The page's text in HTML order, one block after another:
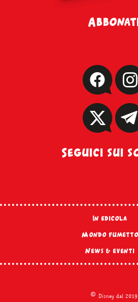
Seguici sui
In edicola
Mondo fumetto
News & eventi
© Disney dal 2019